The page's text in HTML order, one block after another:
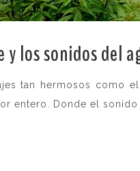
los sonidos del
tan hermosos como
entero. Donde el